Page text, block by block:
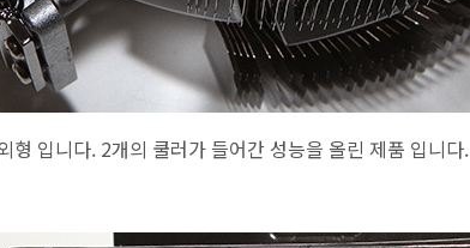
형 입니다. 2개의 쿨러가 들어간 성능을 올린 제품 입니다.